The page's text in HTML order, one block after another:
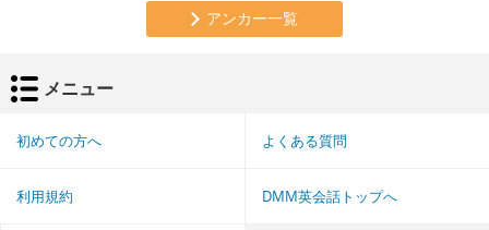
アンカー一覧
メニュー
初めての方へ よくある質問
利用規約 DMM英会話トップへ